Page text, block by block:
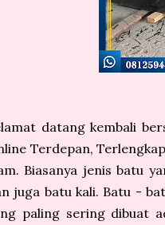
datang kembali
Terdepan,
Biasanya jenis batu
juga batu kali. Batu -
paling sering dibuat